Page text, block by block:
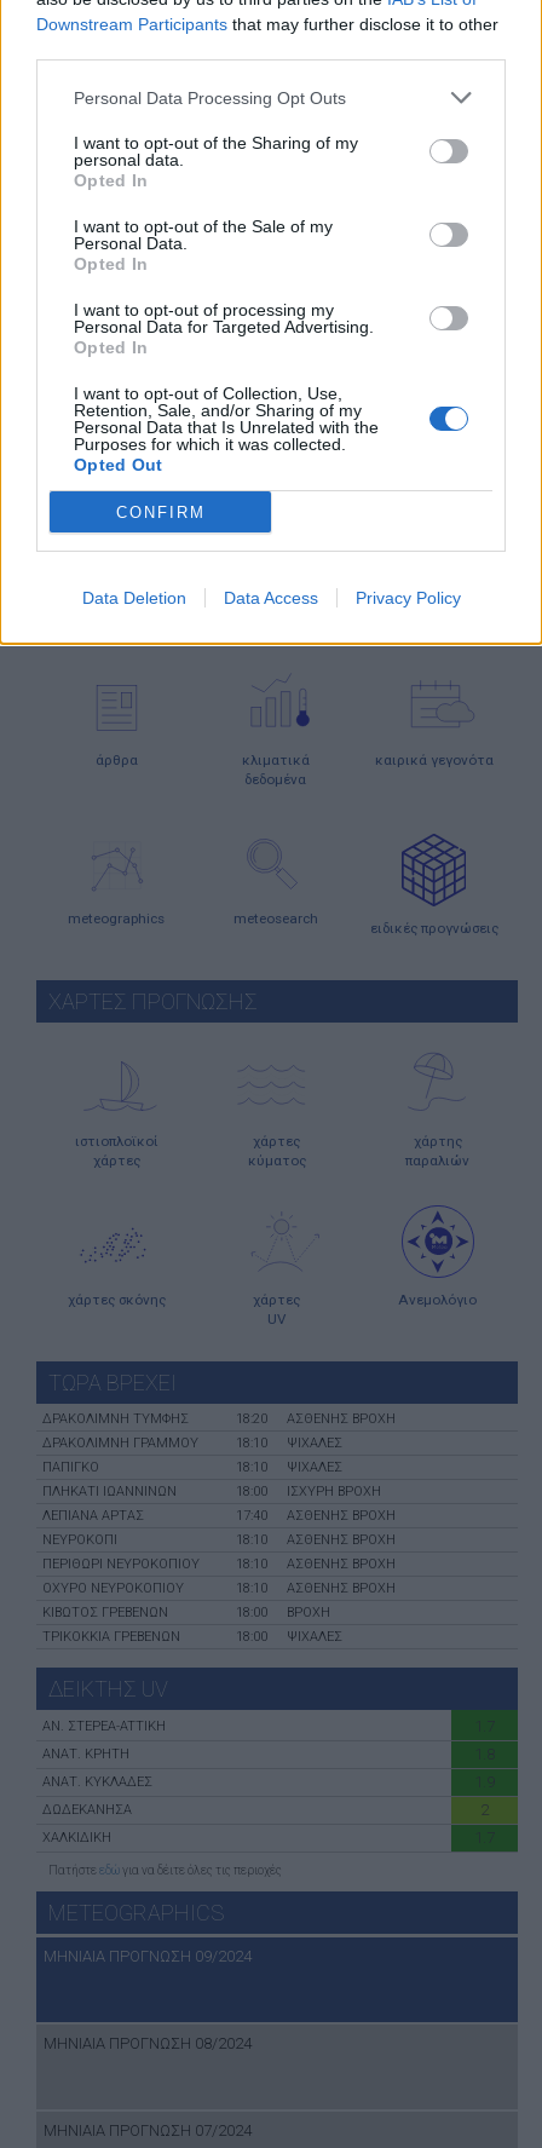
Downstream Participants that may further disclose it to other
Personal Data Processing Opt Outs
I want to opt-out of the Sharing of my
personal data.
Opted In
I want to opt-out of the Sale of my
Personal Data.
Opted In
I want to opt-out of processing my
Personal Data for Targeted Advertising.
Opted In
I want to opt-out of Collection, Use,
Retention, Sale, and/or Sharing of my
Personal Data that Is Unrelated with the
Purposes for which it was collected.
Opted Out
CONFIRM
Data Deletion Data Access Privacy Policy
ΠΡΟΓΝΩΣΗ ΘΕΡΜΟΚΡΑΣΙΩΝ
ΑΝΩΓΕΙΑ 17°C
ΑΜΑΡΙ
ΚΡΟΥΣΣΩΝΑΣ ΗΡΑΚΛΕΙΟΥ
ΛΑΡΙΣΑ 33°C
ΣΚΥΔΡΑ 33°C
Τα παραπάνω δεδομένα (ΧΑΜΗΛΟΤΕΡΕΣ/ΥΨΗΛΟΤΕΡΕΣ) αποτελούν προγνώσεις. Για
παρατηρήσεις (realtime) πατήστε
Ο ΚΑΙΡΟΣ ΤΩΡΑ (LIVE)
μετεωρολογικοί
σταθμοί
χάρτες
κεραυνών
meteonow
άρθρα
κλιματικά
δεδομένα
καιρικά γεγονότα
meteographics meteosearch
ειδικές προγνώσεις
ΧΑΡΤΕΣ ΠΡΟΓΝΩΣΗΣ
ιστιοπλοϊκοί
χάρτες
χάρτες
κύματος
χάρτης
παραλιών
χάρτες σκόνης
χάρτες
UV
Ανεμολόγιο
ΤΩΡΑ ΒΡΕΧΕΙ
ΔΡΑΚΟΛΙΜΝΗ ΤΥΜΦΗΣ 18:20
ΑΣΘΕΝΗΣ ΒΡΟΧΗ
ΔΡΑΚΟΛΙΜΝΗ ΓΡΑΜΜΟΥ
18:10
ΨΙΧΑΛΕΣ
ΠΑΠΙΓΚΟ
18:10
ΨΙΧΑΛΕΣ
ΠΛΗΚΑΤΙ ΙΩΑΝΝΙΝΩΝ
18:00
ΙΣΧΥΡΗ ΒΡΟΧΗ
ΛΕΠΙΑΝΑ ΑΡΤΑΣ
17:40
ΑΣΘΕΝΗΣ ΒΡΟΧΗ
ΝΕΥΡΟΚΟΠΙ
18:10
ΑΣΘΕΝΗΣ ΒΡΟΧΗ
ΠΕΡΙΘΩΡΙ ΝΕΥΡΟΚΟΠΙΟΥ
18:10
ΑΣΘΕΝΗΣ ΒΡΟΧΗ
ΟΧΥΡΟ ΝΕΥΡΟΚΟΠΙΟΥ
18:10
ΑΣΘΕΝΗΣ ΒΡΟΧΗ
ΚΙΒΩΤΟΣ ΓΡΕΒΕΝΩΝ
18:00
ΒΡΟΧΗ
ΤΡΙΚΟΚΚΙΑ ΓΡΕΒΕΝΩΝ
18:00 ΨΙΧΑΛΕΣ
ΔΕΙΚΤΗΣ UV
ΑN. ΣΤΕΡΕΑ-ATTIKH 1.7
ΑΝΑΤ. ΚΡΗΤΗ 1.8
ΑΝΑΤ. ΚΥΚΛΑΔΕΣ 1.9
ΔΩΔΕΚΑΝΗΣΑ 2
ΧΑΛΚΙΔΙΚΗ 1.7
Πατήστε εδώγια να δέιτε όλες τις περιοχές
METEOGRAPHICS
ΜΗΝΙΑΙΑ ΠΡΟΓΝΩΣΗ 09/2024
ΜΗΝΙΑΙΑ ΠΡΟΓΝΩΣΗ 08/2024
ΜΗΝΙΑΙΑ ΠΡΟΓΝΩΣΗ 07/2024